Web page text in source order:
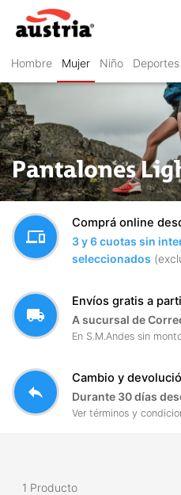
Hombre Mujer Niño Deportes
Pantalones
devices
Comprá online
3 y 6 cuotas sin
seleccionados
local_shipping
Envíos gratis a
A sucursal de
En S.M.Andes sin
reply
Cambio y
Durante 30 días
Ver términos y
1 Producto